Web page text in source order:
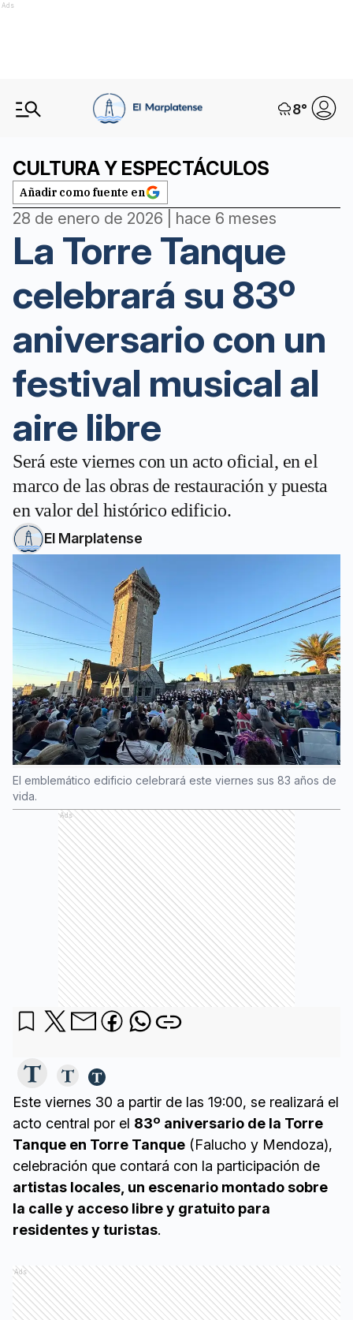
Ads
8°
CULTURA Y ESPECTÁCULOS
Añadir como fuente en
28 de enero de 2026 | hace 6 meses
La Torre Tanque
celebrará su 83º
aniversario con un
festival musical al
aire libre
Será este viernes con un acto oficial, en el
marco de las obras de restauración y puesta
en valor del histórico edificio.
El Marplatense
El emblemático edificio celebrará este viernes sus 83 años de
vida.
Ads
Este viernes 30 a partir de las 19:00, se realizará el
acto central por el 83º aniversario de la Torre
Tanque en Torre Tanque (Falucho y Mendoza),
celebración que contará con la participación de
artistas locales, un escenario montado sobre
la calle y acceso libre y gratuito para
residentes y turistas.
Ads